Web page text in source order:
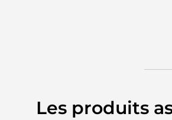
Les produits